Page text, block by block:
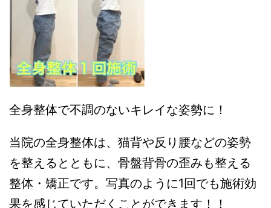
全身整体で不調のないキレイな姿勢に！
当院の全身整体は、猫背や反り腰などの姿勢
を整えるとともに、骨盤背骨の歪みも整える
整体・矯正です。写真のように1回でも施術効
果を感じていただくことができます！！